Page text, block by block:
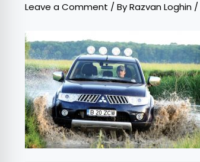
Leave a Comment / ByRazvan Loghin /